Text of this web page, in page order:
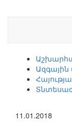
Ազգային
11.01.2018